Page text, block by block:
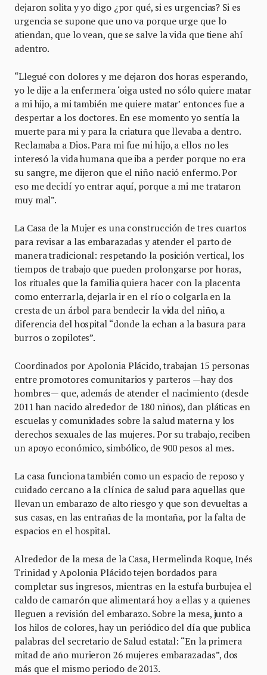
dejaron solita y yo digo ¿por qué, si es urgencias? Si es
urgencia se supone que uno va porque urge que lo
atiendan, que lo vean, que se salve la vida que tiene ahí
adentro.
“Llegué con dolores y me dejaron dos horas esperando,
yo le dije a la enfermera ‘oiga usted no sólo quiere matar
a mi hijo, a mi también me quiere matar’ entonces fue a
despertar a los doctores. En ese momento yo sentía la
muerte para mi y para la criatura que llevaba a dentro.
Reclamaba a Dios. Para mi fue mi hijo, a ellos no les
interesó la vida humana que iba a perder porque no era
su sangre, me dijeron que el niño nació enfermo. Por
eso me decidí yo entrar aquí, porque a mi me trataron
muy mal”.
La Casa de la Mujer es una construcción de tres cuartos
para revisar a las embarazadas y atender el parto de
manera tradicional: respetando la posición vertical, los
tiempos de trabajo que pueden prolongarse por horas,
los rituales que la familia quiera hacer con la placenta
como enterrarla, dejarla ir en el río o colgarla en la
cresta de un árbol para bendecir la vida del niño, a
diferencia del hospital “donde la echan a la basura para
burros o zopilotes”.
Coordinados por Apolonia Plácido, trabajan 15 personas
entre promotores comunitarios y parteros —hay dos
hombres— que, además de atender el nacimiento (desde
2011 han nacido alrededor de 180 niños), dan pláticas en
escuelas y comunidades sobre la salud materna y los
derechos sexuales de las mujeres. Por su trabajo, reciben
un apoyo económico, simbólico, de 900 pesos al mes.
La casa funciona también como un espacio de reposo y
cuidado cercano a la clínica de salud para aquellas que
llevan un embarazo de alto riesgo y que son devueltas a
sus casas, en las entrañas de la montaña, por la falta de
espacios en el hospital.
Alrededor de la mesa de la Casa, Hermelinda Roque, Inés
Trinidad y Apolonia Plácido tejen bordados para
completar sus ingresos, mientras en la estufa burbujea el
caldo de camarón que alimentará hoy a ellas y a quienes
lleguen a revisión del embarazo. Sobre la mesa, junto a
los hilos de colores, hay un periódico del día que publica
palabras del secretario de Salud estatal: “En la primera
mitad de año murieron 26 mujeres embarazadas”, dos
más que el mismo periodo de 2013.